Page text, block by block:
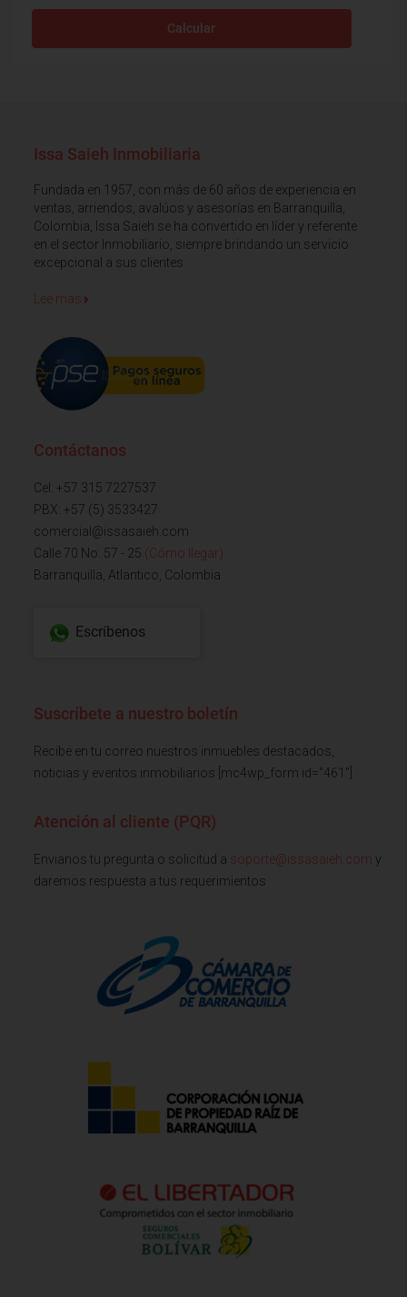
Calcular
Issa Saieh Inmobiliaria
Fundada en 1957, con más de 60 años de experiencia en
ventas, arriendos, avalúos y asesorías en Barranquilla,
Colombia, Issa Saieh se ha convertido en líder y referente
en el sector Inmobiliario, siempre brindando un servicio
excepcional a sus clientes
Lee mas
Contáctanos
Cel: +57 315 7227537
PBX: +57 (5) 3533427
comercial@issasaieh.com
Calle 70 No. 57 - 25 (Cómo llegar)
Barranquilla, Atlantico, Colombia
Escríbenos
Suscríbete a nuestro boletín
Recibe en tu correo nuestros inmuebles destacados,
noticias y eventos inmobiliarios [mc4wp_form id="461"]
Atención al cliente (PQR)
Envianos tu pregunta o solicitud a soporte@issasaieh.com y
daremos respuesta a tus requerimientos